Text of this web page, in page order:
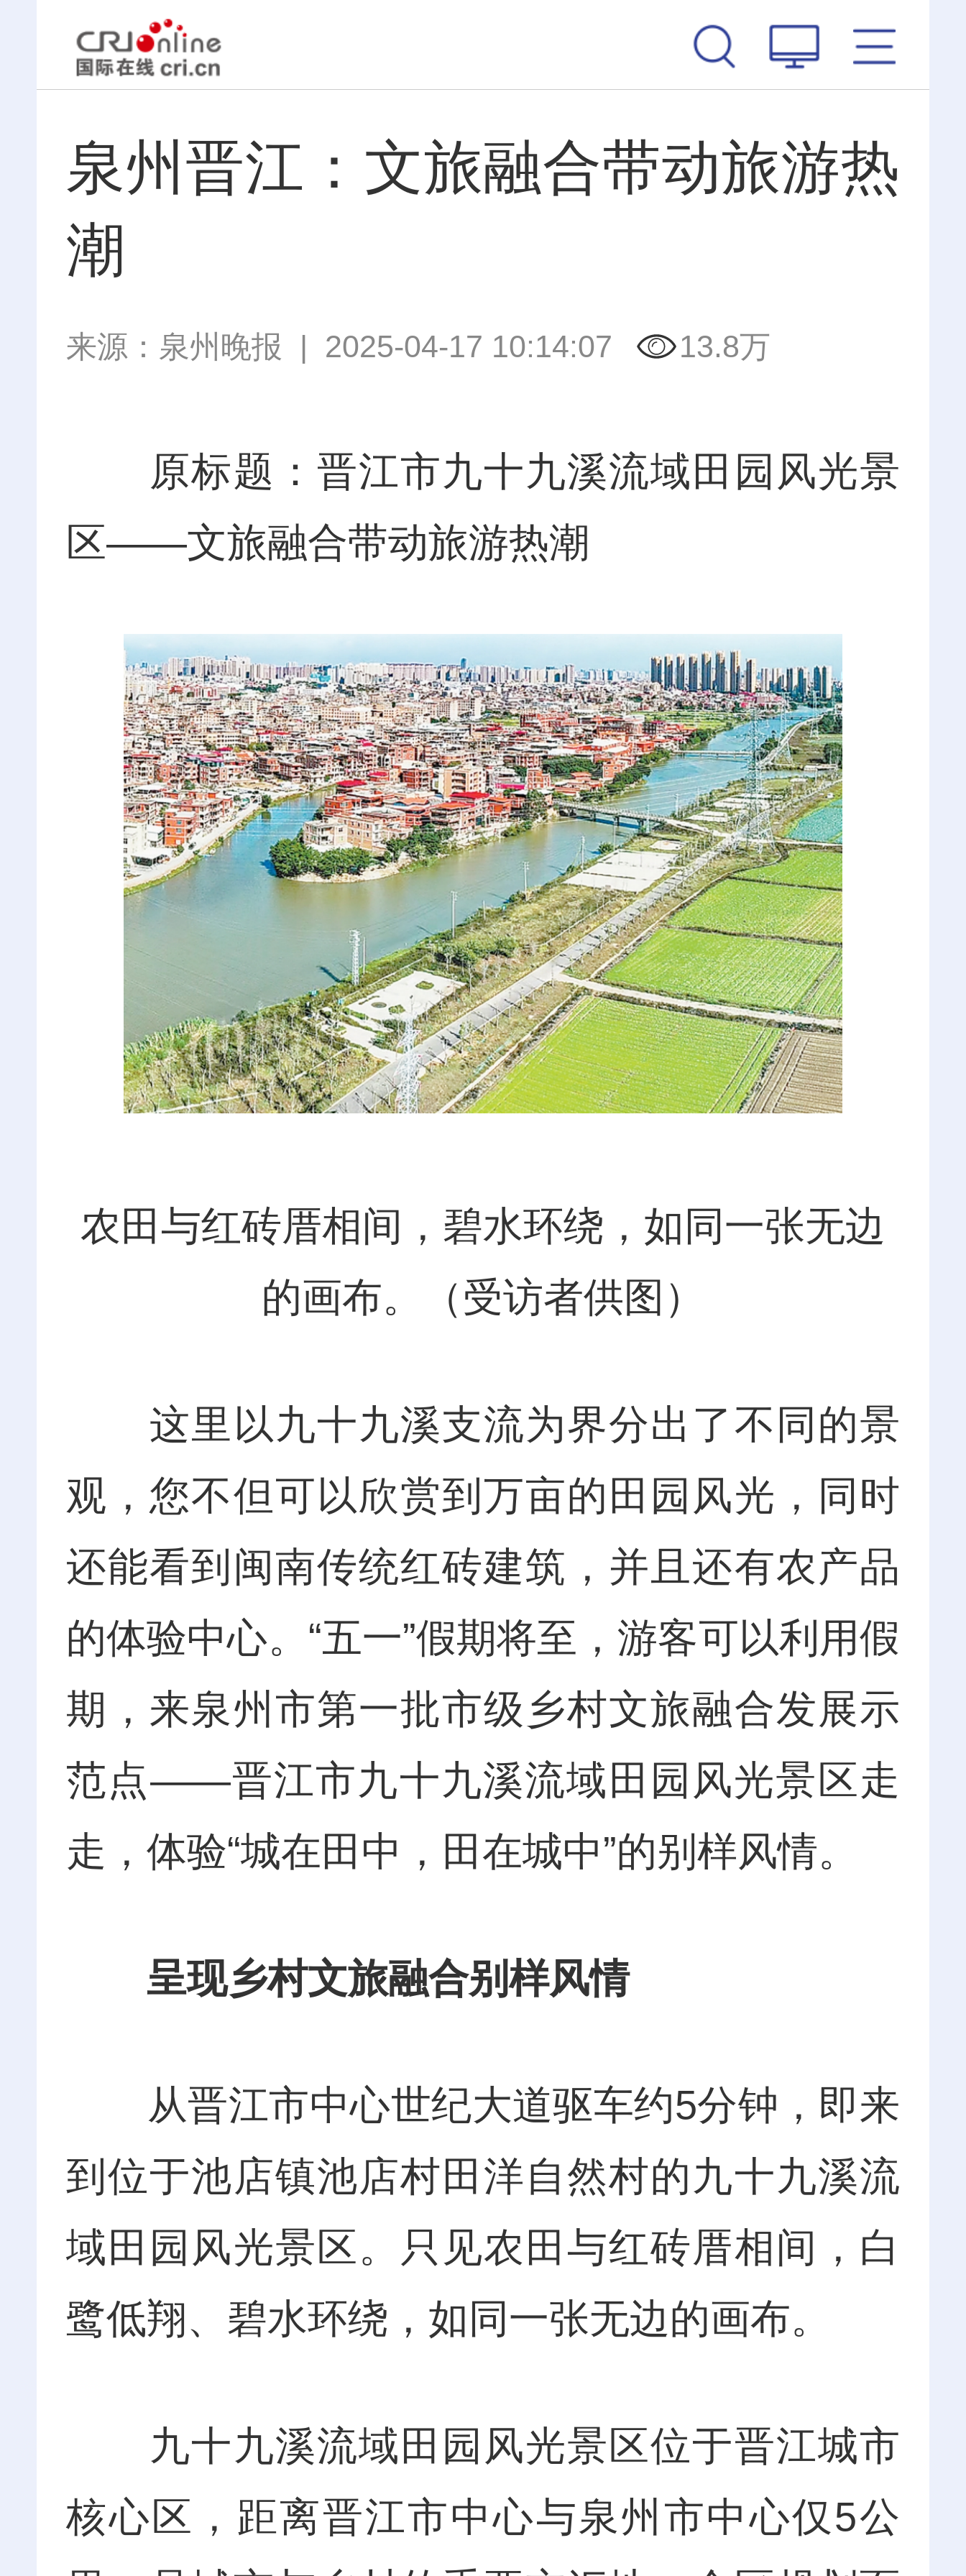
泉州晋江：文旅融合带动旅游热
潮
来源： 泉州晚报 | 2025-04-17 10:14:07 13.8万
原标题：晋江市九十九溪流域田园风光景
区——文旅融合带动旅游热潮
农田与红砖厝相间，碧水环绕，如同一张无边
的画布。（受访者供图）
这里以九十九溪支流为界分出了不同的景
观，您不但可以欣赏到万亩的田园风光，同时
还能看到闽南传统红砖建筑，并且还有农产品
的体验中心。“五一”假期将至，游客可以利用假
期，来泉州市第一批市级乡村文旅融合发展示
范点——晋江市九十九溪流域田园风光景区走
走，体验“城在田中，田在城中”的别样风情。
呈现乡村文旅融合别样风情
从晋江市中心世纪大道驱车约5分钟，即来
到位于池店镇池店村田洋自然村的九十九溪流
域田园风光景区。只见农田与红砖厝相间，白
鹭低翔、碧水环绕，如同一张无边的画布。
九十九溪流域田园风光景区位于晋江城市
核心区，距离晋江市中心与泉州市中心仅5公